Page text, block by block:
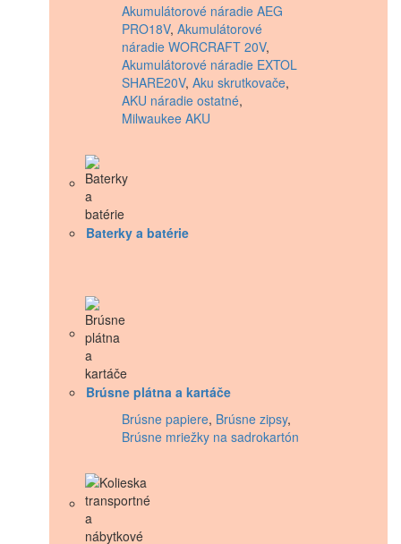
Akumulátorové náradie AEG
PRO18V, Akumulátorové
náradie WORCRAFT 20V,
Akumulátorové náradie EXTOL
SHARE20V, Aku skrutkovače,
AKU náradie ostatné,
Milwaukee AKU
Baterky a batérie
Brúsne plátna a kartáče
Brúsne papiere, Brúsne zipsy,
Brúsne mriežky na sadrokartón